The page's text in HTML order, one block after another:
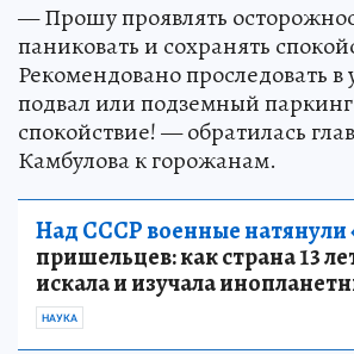
— Прошу проявлять
паниковать и сохранять
Рекомендовано проследовать в
подвал или подземный
спокойствие! — обратилась
Камбулова к горожанам.
Над СССР военные натянули
пришельцев: как страна 13
искала и изучала
НАУКА